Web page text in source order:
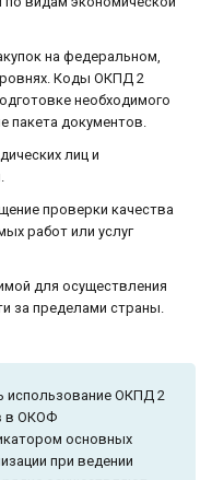
на федеральном,
Коды ОКПД 2
необходимого
пакета документов.
лиц и
проверки качества
работ или услуг
для осуществления
за пределами страны.
использование ОКПД 2
в ОКОФ
основных
при ведении